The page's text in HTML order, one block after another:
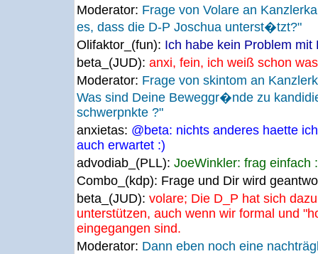
Moderator: Frage von Volare an
es, dass die D-P Joschua unterst�tzt?"
Olifaktor_(fun): Ich habe kein Problem mit
beta_(JUD): anxi, fein, ich weiß schon
Moderator: Frage von skintom an
Was sind Deine Beweggr�nde zu
schwerpnkte ?"
anxietas: @beta: nichts anderes haette
auch erwartet :)
advodiab_(PLL): JoeWinkler: frag einfach
Combo_(kdp): Frage und Dir wird
beta_(JUD): volare; Die D_P hat sich
unterstützen, auch wenn wir formal und
eingegangen sind.
Moderator: Dann eben noch eine